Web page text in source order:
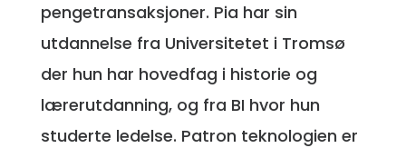
pengetransaksjoner. Pia har sin
utdannelse fra Universitetet i Tromsø
der hun har hovedfag i historie og
lærerutdanning, og fra BI hvor hun
studerte ledelse. Patron teknologien er